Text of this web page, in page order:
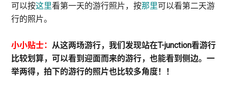
可以按这里看第一天的游行照片，按那里可以看第二天游
行的照片。
小小贴士： 从这两场游行，我们发现站在T-junction看游行
比较划算，可以看到迎面而来的游行，也能看到侧边。一
举两得，拍下的游行的照片也比较多角度！！